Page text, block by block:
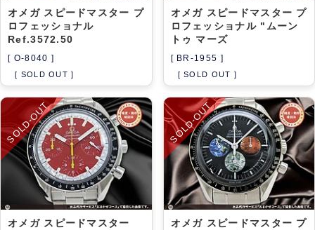
オメガ スピードマスター プ
ロフェッショナル
Ref.3572.50
[ O-8040 ]
[ SOLD OUT ]
オメガ スピードマスター プ
ロフェッショナル "ムーン
トゥ マーズ
[ BR-1955 ]
[ SOLD OUT ]
SOLD-OUT
オメガ スピードマスター
SOLD-OUT
オメガ スピードマスター プ